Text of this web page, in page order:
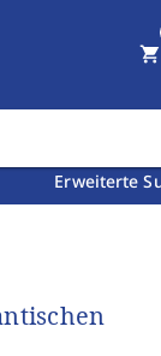
Erweiterte
shopping_cart